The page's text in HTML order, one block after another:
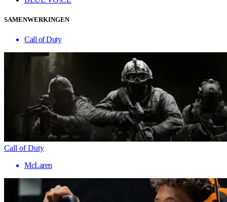
SAMENWERKINGEN
Call of Duty
Call of Duty
McLaren